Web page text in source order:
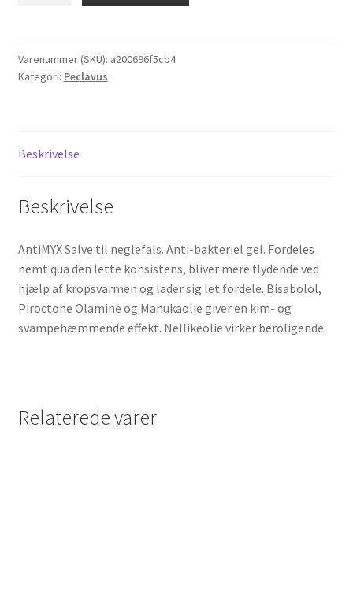
antal
Varenummer (SKU): a200696f5cb4
Kategori: Peclavus
Beskrivelse
Beskrivelse
AntiMYX Salve til neglefals. Anti-bakteriel gel. Fordeles
nemt qua den lette konsistens, bliver mere flydende ved
hjælp af kropsvarmen og lader sig let fordele. Bisabolol,
Piroctone Olamine og Manukaolie giver en kim- og
svampehæmmende effekt. Nellikeolie virker beroligende.
Relaterede varer